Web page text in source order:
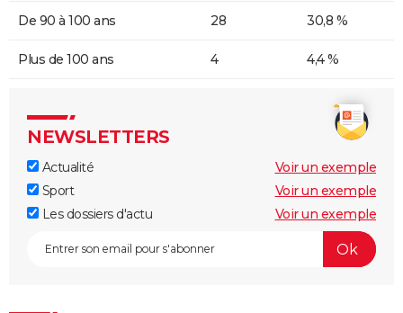
De 90 à 100 ans 28 30,8 %
Plus de 100 ans 4 4,4 %
NEWSLETTERS
Actualité
Voir un exemple
Sport
Voir un exemple
Les dossiers d'actu
Voir un exemple